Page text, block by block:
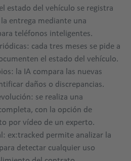
estado del vehículo se registra
entrega mediante una
teléfonos inteligentes.
cada tres meses se pide a
el estado del vehículo.
la IA compara las nuevas
daños o discrepancias.
se realiza una
con la opción de
por vídeo de un experto.
ex:tracked permite analizar la
detectar cualquier uso